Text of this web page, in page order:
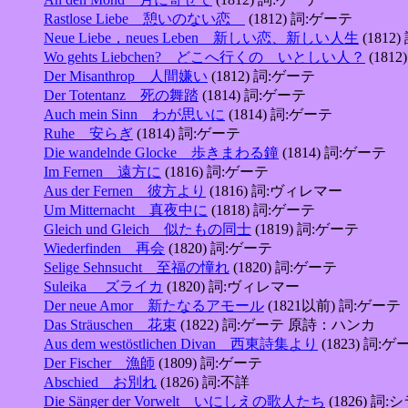
Rastlose Liebe 憩いのない恋
(1812) 詞:ゲーテ
Neue Liebe，neues Leben 新しい恋、新しい人生 (1812)
Wo gehts Liebchen? どこへ行くの いとしい人？
Der Misanthrop 人間嫌い (1812) 詞:ゲーテ
Der Totentanz 死の舞踏 (1814) 詞:ゲーテ
Auch mein Sinn わが思いに (1814) 詞:ゲーテ
Ruhe 安らぎ (1814) 詞:ゲーテ
Die wandelnde Glocke 歩きまわる鐘 (1814) 詞:ゲーテ
Im Fernen 遠方に (1816) 詞:ゲーテ
Aus der Fernen 彼方より (1816) 詞:ヴィレマー
Um Mitternacht 真夜中に (1818) 詞:ゲーテ
Gleich und Gleich 似たもの同士 (1819) 詞:ゲーテ
Wiederfinden 再会 (1820) 詞:ゲーテ
Selige Sehnsucht 至福の憧れ (1820) 詞:ゲーテ
Suleika ズライカ (1820) 詞:ヴィレマー
Der neue Amor 新たなるアモール (1821以前) 詞:ゲーテ
Das Sträuschen 花束 (1822) 詞:ゲーテ 原詩：ハンカ
Aus dem westöstlichen Divan 西東詩集より (1823) 詞:ゲ
Der Fischer 漁師 (1809) 詞:ゲーテ
Abschied お別れ (1826) 詞:不詳
Die Sänger der Vorwelt いにしえの歌人たち (1826) 詞:シ